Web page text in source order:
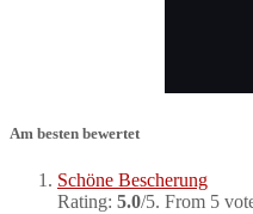
Am besten bewertet
Schöne Bescherung
Rating: 5.0/5. From 5